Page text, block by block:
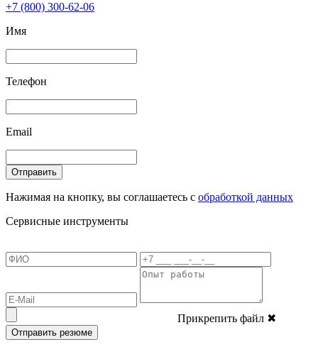
+7 (800) 300-62-06
Имя
Телефон
Email
Отправить
Нажимая на кнопку, вы соглашаетесь с обработкой данных
Сервисные инструменты
Прикрепить файл ✖
Отправить резюме